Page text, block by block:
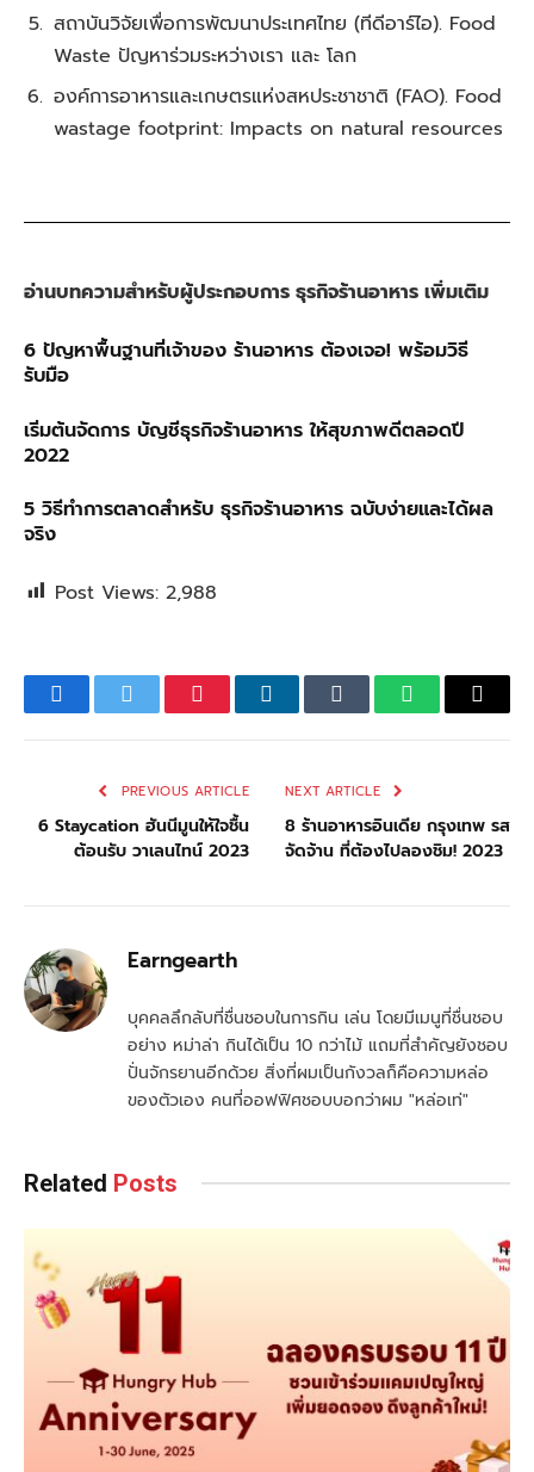
สถาบันวิจัยเพื่อการพัฒนาประเทศไทย (ทีดีอาร์ไอ). Food
Waste ปัญหาร่วมระหว่างเรา และ โลก
องค์การอาหารและเกษตรแห่งสหประชาชาติ (FAO). Food
wastage footprint: Impacts on natural resources
อ่านบทความสำหรับผู้ประกอบการ ธุรกิจร้านอาหาร เพิ่มเติม
6 ปัญหาพื้นฐานที่เจ้าของ ร้านอาหาร ต้องเจอ! พร้อมวิธี
รับมือ
เริ่มต้นจัดการ บัญชีธุรกิจร้านอาหาร ให้สุขภาพดีตลอดปี
2022
5 วิธีทำการตลาดสำหรับ ธุรกิจร้านอาหาร ฉบับง่ายและได้ผล
จริง
Post Views: 2,988
FacebookTwitterPinterestLinkedInTumblrWhatsApp
Email
PREVIOUS ARTICLE
6 Staycation ฮันนีมูนให้ใจชื้น
ต้อนรับ วาเลนไทน์ 2023
NEXT ARTICLE
8 ร้านอาหารอินเดีย กรุงเทพ รส
จัดจ้าน ที่ต้องไปลองชิม! 2023
Earngearth
บุคคลลึกลับที่ชื่นชอบในการกิน เล่น โดยมีเมนูที่ชื่นชอบ
อย่าง หม่าล่า กินได้เป็น 10 กว่าไม้ แถมที่สำคัญยังชอบ
ปั่นจักรยานอีกด้วย สิ่งที่ผมเป็นกังวลก็คือความหล่อ
ของตัวเอง คนที่ออฟฟิศชอบบอกว่าผม "หล่อเท่"
Related Posts